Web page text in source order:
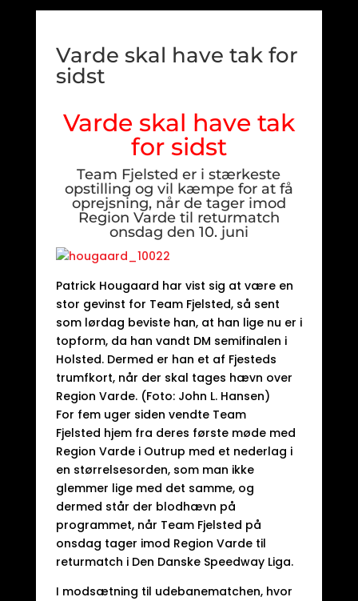
Varde skal have tak for
sidst
Varde skal have tak
for sidst
Team Fjelsted er i stærkeste
opstilling og vil kæmpe for at få
oprejsning, når de tager imod
Region Varde til returmatch
onsdag den 10. juni
Patrick Hougaard har vist sig at være en
stor gevinst for Team Fjelsted, så sent
som lørdag beviste han, at han lige nu er i
topform, da han vandt DM semifinalen i
Holsted. Dermed er han et af Fjesteds
trumfkort, når der skal tages hævn over
Region Varde. (Foto: John L. Hansen)
For fem uger siden vendte Team
Fjelsted hjem fra deres første møde med
Region Varde i Outrup med et nederlag i
en størrelsesorden, som man ikke
glemmer lige med det samme, og
dermed står der blodhævn på
programmet, når Team Fjelsted på
onsdag tager imod Region Varde til
returmatch i Den Danske Speedway Liga.
I modsætning til udebanematchen, hvor